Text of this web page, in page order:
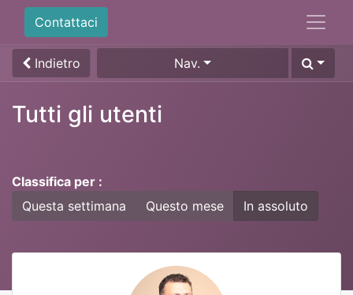
Contattaci
Indietro Nav.
Tutti gli utenti
Classifica per :
Questa settimana
Questo mese In assoluto